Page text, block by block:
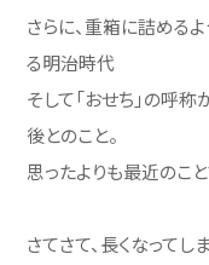
さらに、重箱に詰める
る明治時代
そして「おせち」の呼
後とのこと。
思ったよりも最近のこ
さてさて、長くなってし